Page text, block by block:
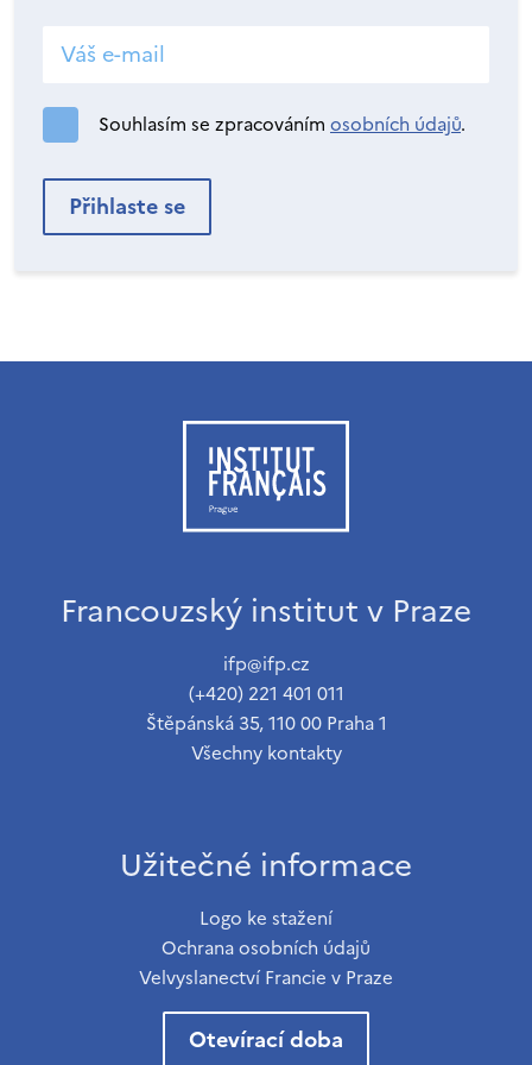
Souhlasím se zpracováním osobních údajů.
Francouzský institut v Praze
ifp@ifp.cz
(+420) 221 401 011
Štěpánská 35, 110 00 Praha 1
Všechny kontakty
Užitečné informace
Logo ke stažení
Ochrana osobních údajů
Velvyslanectví Francie v Praze
Otevírací doba